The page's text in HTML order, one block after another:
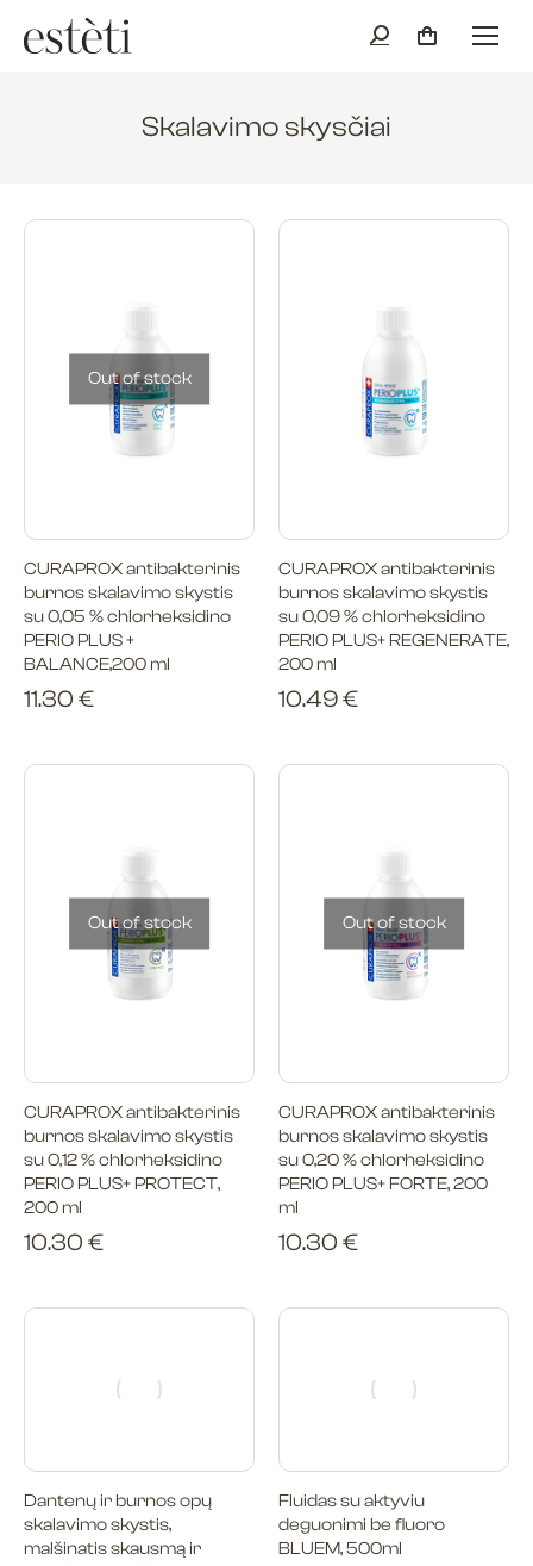
Skalavimo skysčiai
Out of stock
CURAPROX antibakterinis
burnos skalavimo skystis
su 0,05 % chlorheksidino
PERIO PLUS +
BALANCE,200 ml
11.30 €
CURAPROX antibakterinis
burnos skalavimo skystis
su 0,09 % chlorheksidino
PERIO PLUS+ REGENERATE,
200 ml
10.49€
Out of stock
CURAPROX antibakterinis
burnos skalavimo skystis
su 0,12 % chlorheksidino
PERIO PLUS+ PROTECT,
200 ml
10.30 €
Out of stock
CURAPROX antibakterinis
burnos skalavimo skystis
su 0,20 % chlorheksidino
PERIO PLUS+ FORTE, 200
ml
10.30 €
Dantenų ir burnos opų
skalavimo skystis,
malšinatis skausmą ir
Fluidas su aktyviu
deguonimi be fluoro
BLUEM, 500ml